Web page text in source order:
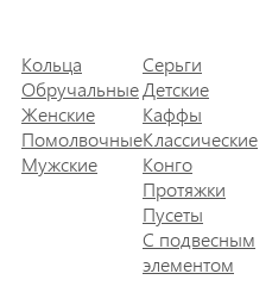
Кольца
Обручальные
Женские
Помолвочные
Мужские
Серьги
Детские
Каффы
Классические
Конго
Протяжки
Пусеты
С подвесным
элементом